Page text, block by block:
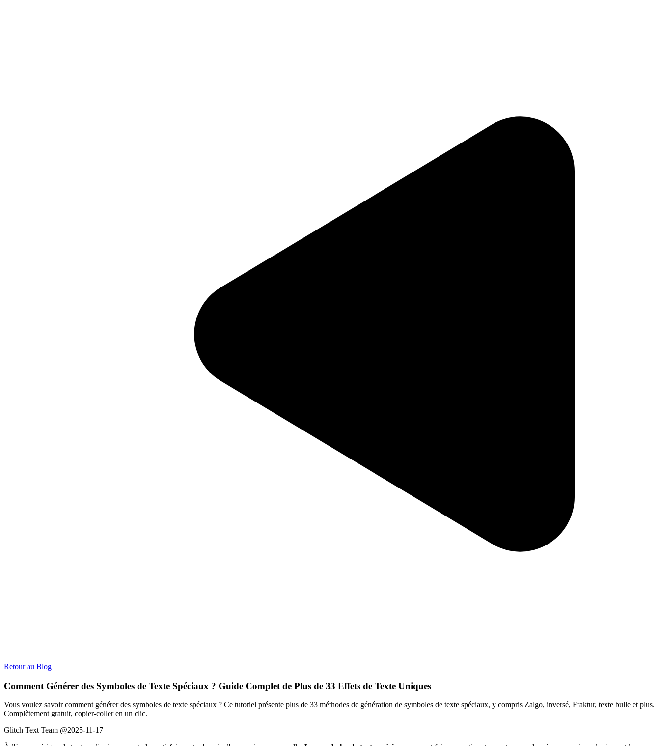
Retour au Blog
Comment Générer des Symboles de Texte Spéciaux ? Guide Complet de Plus de 33 Effets de Texte Uniques
Vous voulez savoir comment générer des symboles de texte spéciaux ? Ce tutoriel présente plus de 33 méthodes de génération de symboles de texte spéciaux, y compris Zalgo, inversé, Fraktur, texte bulle et plus.
Complètement gratuit, copier-coller en un clic.
Glitch Text Team @2025-11-17